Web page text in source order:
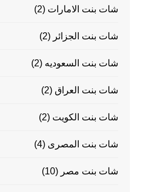
شات بنت الامارات (2)
شات بنت الجزائر (2)
شات بنت السعوديه (2)
شات بنت العراق (2)
شات بنت الكويت (2)
شات بنت المصرى (4)
شات بنت مصر (10)